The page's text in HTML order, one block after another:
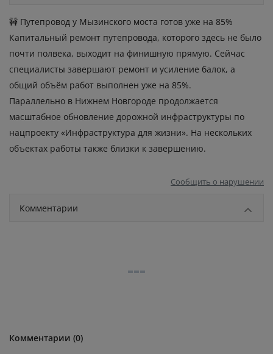
🚧 Путепровод у Мызинского моста готов уже на 85%
Капитальный ремонт путепровода, которого здесь не было
почти полвека, выходит на финишную прямую. Сейчас
специалисты завершают ремонт и усиление балок, а
общий объём работ выполнен уже на 85%.
Параллельно в Нижнем Новгороде продолжается
масштабное обновление дорожной инфраструктуры по
нацпроекту «Инфраструктура для жизни». На нескольких
объектах работы также близки к завершению.
Сообщить о нарушении
Комментарии
Комментарии (0)